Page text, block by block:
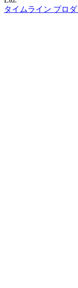
タイムライン プロダ